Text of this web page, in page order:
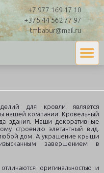
+7 977 169 17 10
+375 44 562 77 97
tmbabur@mail.ru
для кровли является
нашей компании. Кровельный
здания. Наши декоративные
строению элегантный вид.
дом. А украшение крыши
завершением в
оригинальностью и